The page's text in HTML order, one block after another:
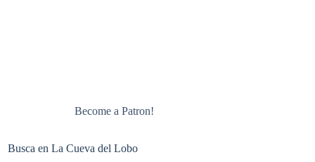
Become a Patron!
Busca en La Cueva del Lobo